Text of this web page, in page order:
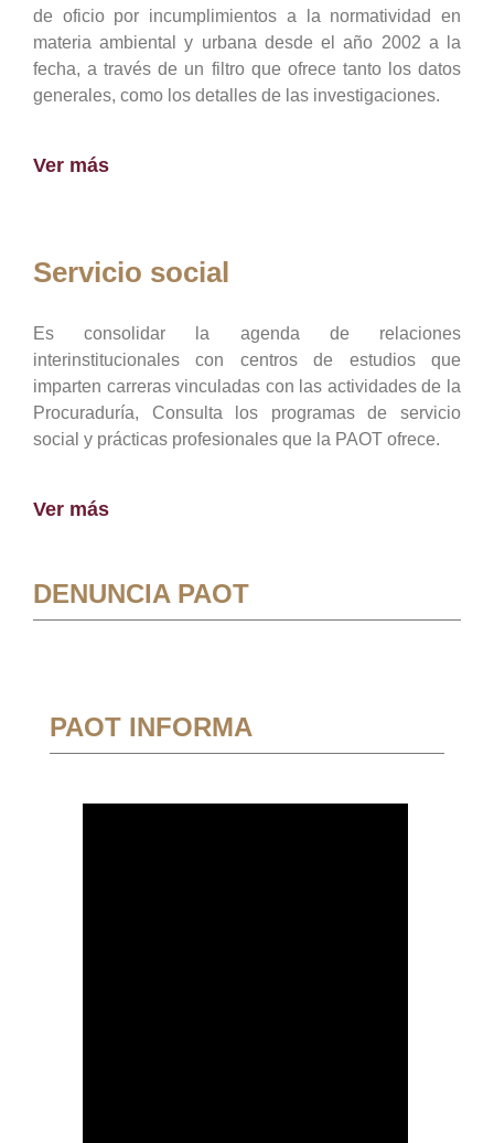
de oficio por incumplimientos a la normatividad en
materia ambiental y urbana desde el año 2002 a la
fecha, a través de un filtro que ofrece tanto los datos
generales, como los detalles de las investigaciones.
Ver más
Servicio social
Es consolidar la agenda de relaciones
interinstitucionales con centros de estudios que
imparten carreras vinculadas con las actividades de la
Procuraduría, Consulta los programas de servicio
social y prácticas profesionales que la PAOT ofrece.
Ver más
DENUNCIA PAOT
PAOT INFORMA